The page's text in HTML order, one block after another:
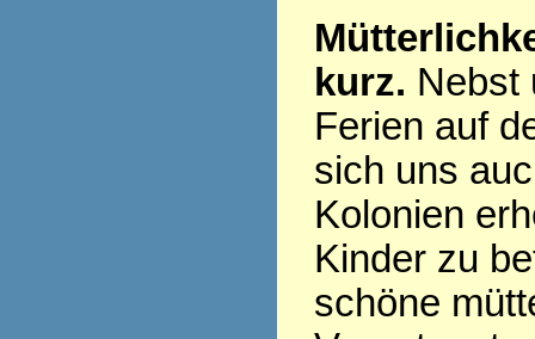
kurz. Nebst
Ferien auf
sich uns
Kolonien
Kinder zu
schöne